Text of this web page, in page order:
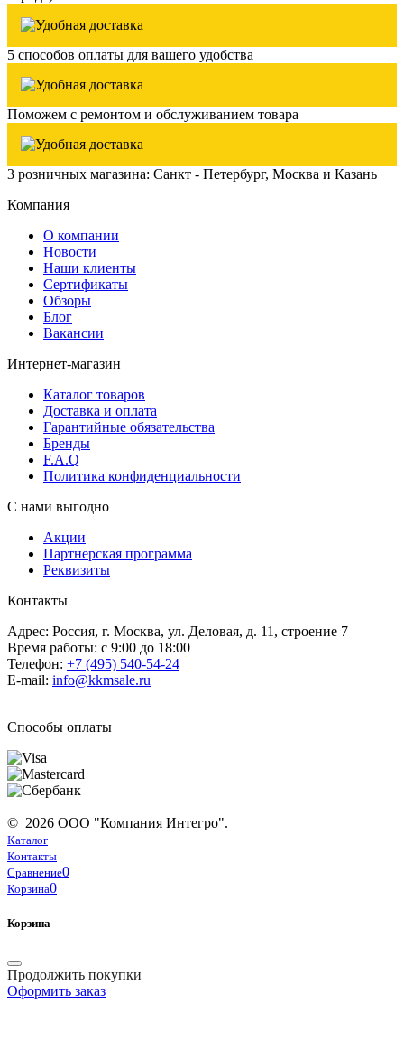
5 способов оплаты для вашего удобства
Поможем с ремонтом и обслуживанием товара
3 розничных магазина: Санкт - Петербург, Москва и Казань
Компания
О компании
Новости
Наши клиенты
Сертификаты
Обзоры
Блог
Вакансии
Интернет-магазин
Каталог товаров
Доставка и оплата
Гарантийные обязательства
Бренды
F.A.Q
Политика конфиденциальности
С нами выгодно
Акции
Партнерская программа
Реквизиты
Контакты
Адрес: Россия, г. Москва, ул. Деловая, д. 11, строение 7
Время работы: с 9:00 до 18:00
Телефон: +7 (495) 540-54-24
E-mail: info@kkmsale.ru
Способы оплаты
© 2026 ООО "Компания Интегро".
Каталог
Контакты
Сравнение0
Корзина0
Корзина
Продолжить покупки
Оформить заказ